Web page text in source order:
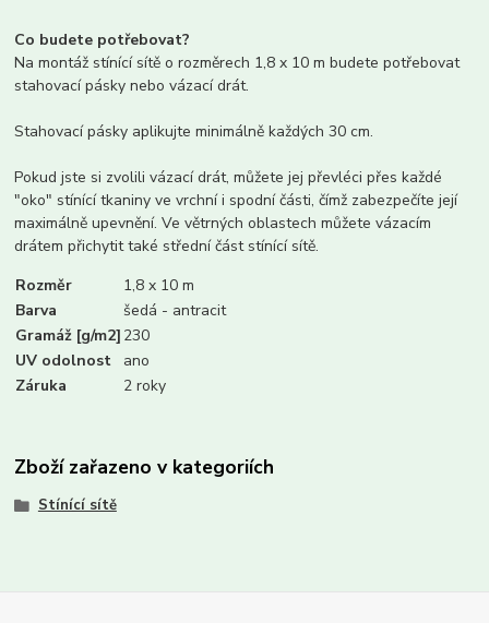
Co budete potřebovat?
Na montáž stínící sítě o rozměrech 1,8 x 10 m budete potřebovat
stahovací pásky nebo vázací drát.
Stahovací pásky aplikujte minimálně každých 30 cm.
Pokud jste si zvolili vázací drát, můžete jej převléci přes každé
"oko" stínící tkaniny ve vrchní i spodní části, čímž zabezpečíte její
maximálně upevnění. Ve větrných oblastech můžete vázacím
drátem přichytit také střední část stínící sítě.
Rozměr
1,8 x 10 m
Barva
šedá - antracit
Gramáž [g/m2] 230
UV odolnost
ano
Záruka
2 roky
Zboží zařazeno v kategoriích
Stínící sítě